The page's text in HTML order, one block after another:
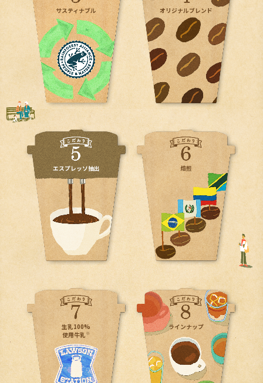
サスティナブル オリジナルブレンド
エスプレッソ抽出 焙煎
生乳100%
使用牛乳※
ラインナップ